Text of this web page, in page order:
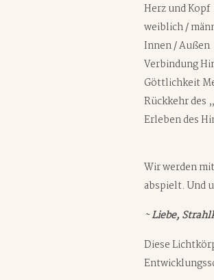
Herz und Kopf
weiblich /
Innen / Außen
Verbindung
Göttlichkeit
Rückkehr des
Erleben des
Wir werden
abspielt. Und
~Liebe,
Diese